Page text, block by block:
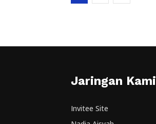
Jaringan Kami
Invitee Site